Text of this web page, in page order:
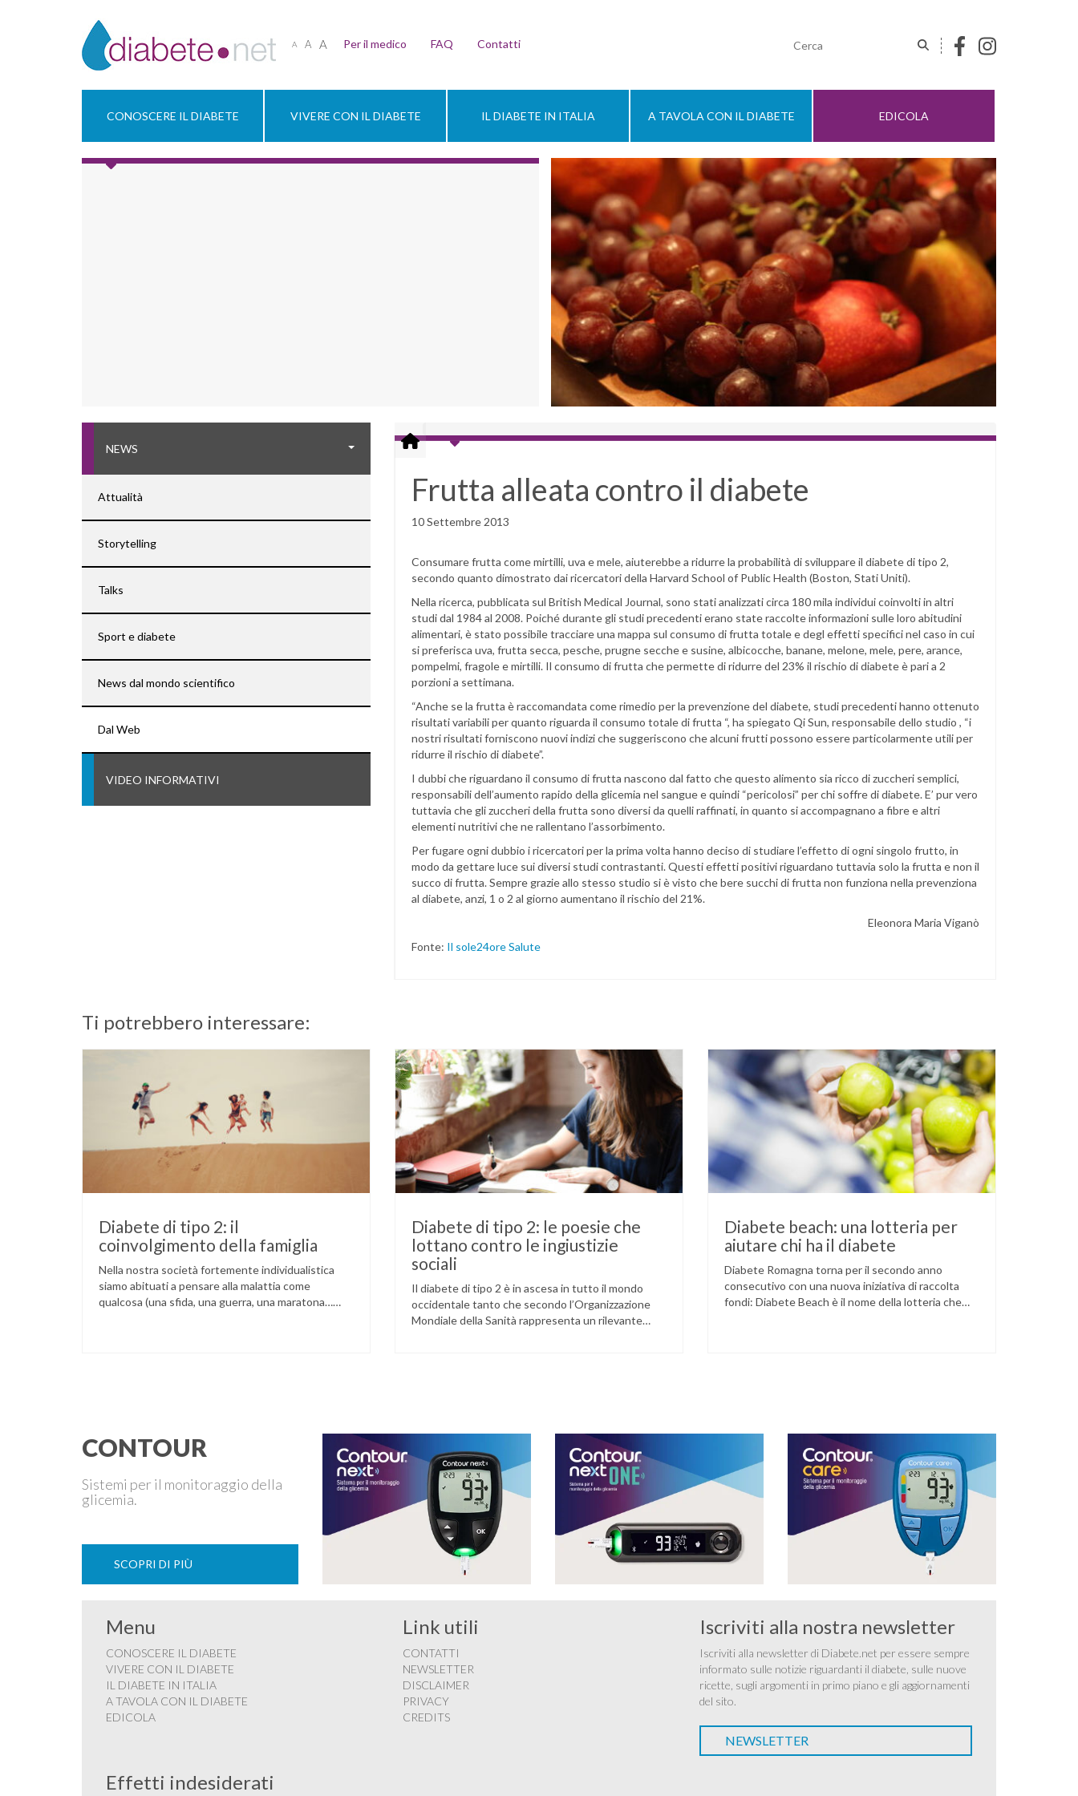
A A A Per il medico FAQ Contatti
CONOSCERE IL DIABETE VIVERE CON IL DIABETE IL DIABETE IN ITALIA A TAVOLA CON IL DIABETE EDICOLA
NEWS
Attualità
Storytelling
Talks
Sport e diabete
News dal mondo scientifico
Dal Web
VIDEO INFORMATIVI
Frutta alleata contro il diabete
10 Settembre 2013
Consumare frutta come mirtilli, uva e mele, aiuterebbe a ridurre la probabilità di sviluppare il diabete di tipo 2,
secondo quanto dimostrato dai ricercatori della Harvard School of Public Health (Boston, Stati Uniti).
Nella ricerca, pubblicata sul British Medical Journal, sono stati analizzati circa 180 mila individui coinvolti in altri
studi dal 1984 al 2008. Poiché durante gli studi precedenti erano state raccolte informazioni sulle loro abitudini
alimentari, è stato possibile tracciare una mappa sul consumo di frutta totale e degl effetti specifici nel caso in cui
si preferisca uva, frutta secca, pesche, prugne secche e susine, albicocche, banane, melone, mele, pere, arance,
pompelmi, fragole e mirtilli. Il consumo di frutta che permette di ridurre del 23% il rischio di diabete è pari a 2
porzioni a settimana.
“Anche se la frutta è raccomandata come rimedio per la prevenzione del diabete, studi precedenti hanno ottenuto
risultati variabili per quanto riguarda il consumo totale di frutta “, ha spiegato Qi Sun, responsabile dello studio , “i
nostri risultati forniscono nuovi indizi che suggeriscono che alcuni frutti possono essere particolarmente utili per
ridurre il rischio di diabete”.
I dubbi che riguardano il consumo di frutta nascono dal fatto che questo alimento sia ricco di zuccheri semplici,
responsabili dell’aumento rapido della glicemia nel sangue e quindi “pericolosi” per chi soffre di diabete. E’ pur vero
tuttavia che gli zuccheri della frutta sono diversi da quelli raffinati, in quanto si accompagnano a fibre e altri
elementi nutritivi che ne rallentano l’assorbimento.
Per fugare ogni dubbio i ricercatori per la prima volta hanno deciso di studiare l’effetto di ogni singolo frutto, in
modo da gettare luce sui diversi studi contrastanti. Questi effetti positivi riguardano tuttavia solo la frutta e non il
succo di frutta. Sempre grazie allo stesso studio si è visto che bere succhi di frutta non funziona nella prevenziona
al diabete, anzi, 1 o 2 al giorno aumentano il rischio del 21%.
Eleonora Maria Viganò
Fonte: Il sole24ore Salute
Ti potrebbero interessare:
Diabete di tipo 2: il
coinvolgimento della famiglia
Nella nostra società fortemente individualistica
siamo abituati a pensare alla malattia come
qualcosa (una sfida, una guerra, una maratona…
Diabete di tipo 2: le poesie che
lottano contro le ingiustizie
sociali
Il diabete di tipo 2 è in ascesa in tutto il mondo
occidentale tanto che secondo l’Organizzazione
Mondiale della Sanità rappresenta un rilevante
Diabete beach: una lotteria per
aiutare chi ha il diabete
Diabete Romagna torna per il secondo anno
consecutivo con una nuova iniziativa di raccolta
fondi: Diabete Beach è il nome della lotteria che
CONTOUR
Sistemi per il monitoraggio della
glicemia.
SCOPRI DI PIÙ
Menu
CONOSCERE IL DIABETE
VIVERE CON IL DIABETE
IL DIABETE IN ITALIA
A TAVOLA CON IL DIABETE
EDICOLA
Link utili
CONTATTI
NEWSLETTER
DISCLAIMER
PRIVACY
CREDITS
Iscriviti alla nostra newsletter
Iscriviti alla newsletter di Diabete.net per essere sempre
informato sulle notizie riguardanti il diabete, sulle nuove
ricette, sugli argomenti in primo piano e gli aggiornamenti
del sito.
NEWSLETTER
Effetti indesiderati